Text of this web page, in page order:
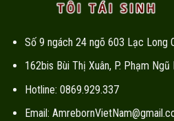
Số 9 ngách 24 ngõ 603 Lạc Long
162bis Bùi Thị Xuân, P. Phạm Ngũ
Hotline: 0869.929.337
Email: